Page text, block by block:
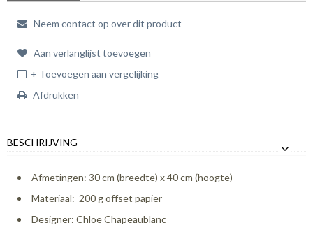
Neem contact op over dit product
Aan verlanglijst toevoegen
+ Toevoegen aan vergelijking
Afdrukken
BESCHRIJVING
Afmetingen: 30 cm (breedte) x 40 cm (hoogte)
Materiaal: 200 g offset papier
Designer: Chloe Chapeaublanc